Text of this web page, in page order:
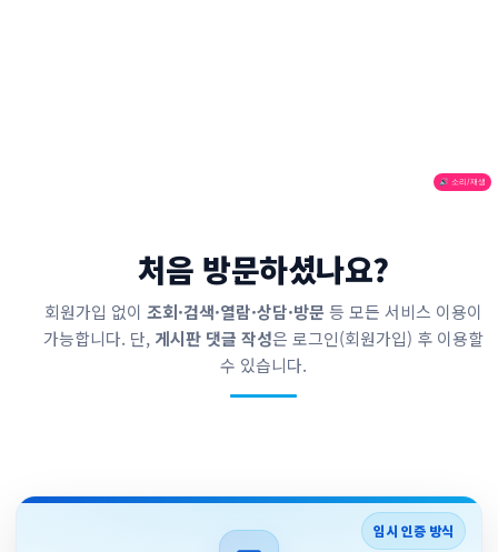
🔊 소리/재생
처음 방문하셨나요?
회원가입 없이 조회·검색·열람·상담·방문 등 모든 서비스 이용이
가능합니다. 단, 게시판 댓글 작성은 로그인(회원가입) 후 이용할
수 있습니다.
임시 인증 방식